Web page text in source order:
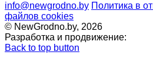
info@newgrodno.by Политика в
файлов cookies
© NewGrodno.by, 2026
Разработка и продвижение:
Back to top button